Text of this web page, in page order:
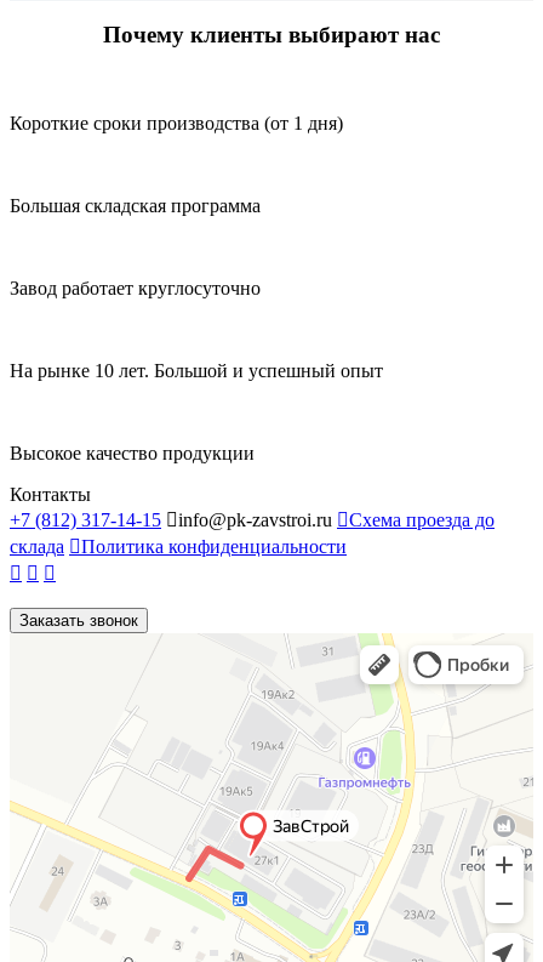
Почему клиенты выбирают нас
Короткие сроки производства (от 1 дня)
Большая складская программа
Завод работает круглосуточно
На рынке 10 лет. Большой и успешный опыт
Высокое качество продукции
Контакты
+7 (812) 317-14-15 info@pk-zavstroi.ru Схема проезда до
склада Политика конфиденциальности
  
Заказать звонок